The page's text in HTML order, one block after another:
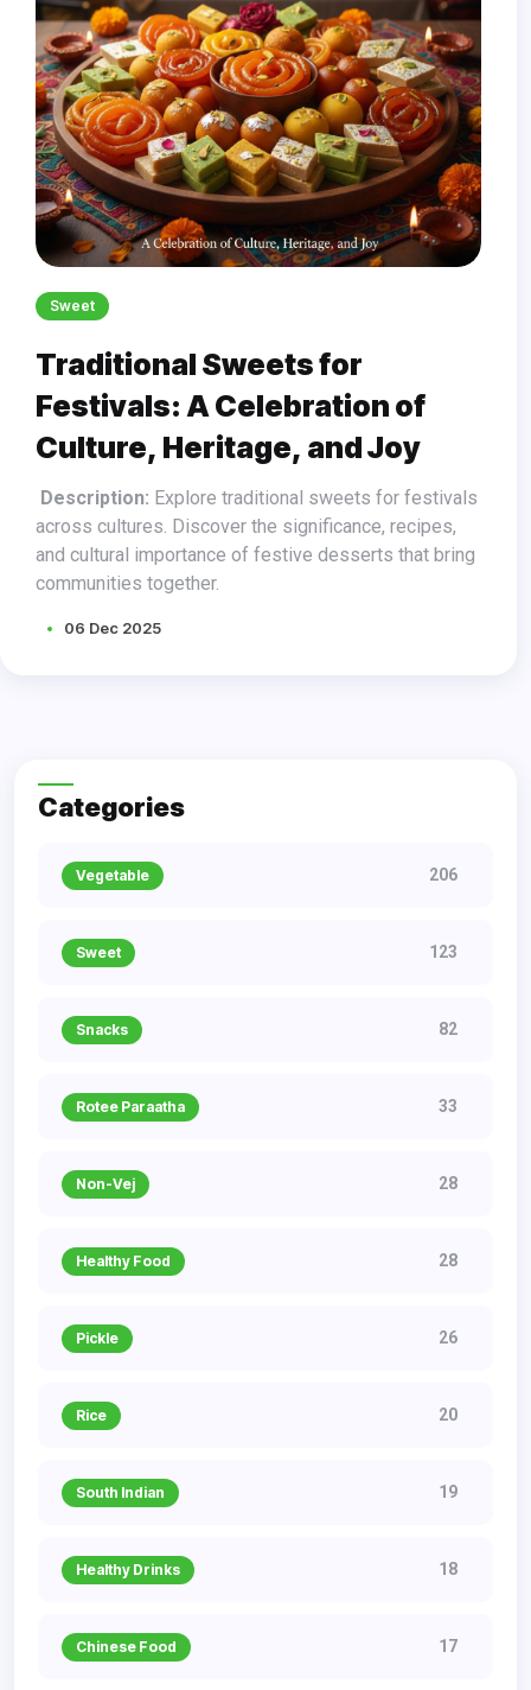
Sweet
Traditional Sweets for
Festivals: A Celebration of
Culture, Heritage, and Joy
Description: Explore traditional sweets for festivals
across cultures. Discover the significance, recipes,
and cultural importance of festive desserts that bring
communities together.
06 Dec 2025
Categories
Vegetable 206
Sweet 123
Snacks 82
Rotee Paraatha 33
Non-Vej 28
Healthy Food 28
Pickle 26
Rice 20
South Indian 19
Healthy Drinks 18
Chinese Food 17